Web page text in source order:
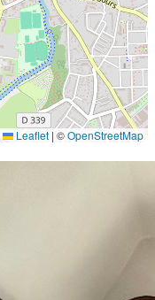
Leaflet | ©OpenStreetMap